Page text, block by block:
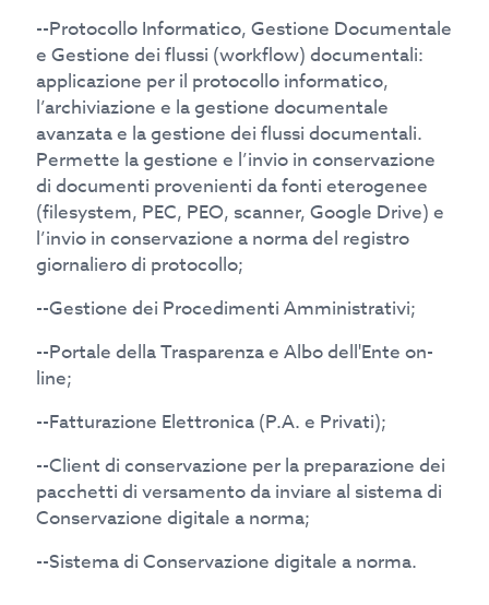
--Protocollo Informatico, Gestione Documentale
e Gestione dei flussi (workflow) documentali:
applicazione per il protocollo informatico,
l’archiviazione e la gestione documentale
avanzata e la gestione dei flussi documentali.
Permette la gestione e l’invio in conservazione
di documenti provenienti da fonti eterogenee
(filesystem, PEC, PEO, scanner, Google Drive) e
l’invio in conservazione a norma del registro
giornaliero di protocollo;
--Gestione dei Procedimenti Amministrativi;
--Portale della Trasparenza e Albo dell'Ente on-
line;
--Fatturazione Elettronica (P.A. e Privati);
--Client di conservazione per la preparazione dei
pacchetti di versamento da inviare al sistema di
Conservazione digitale a norma;
--Sistema di Conservazione digitale a norma.